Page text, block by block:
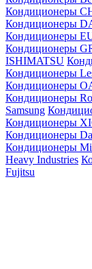
Кондиционеры
Кондиционеры
Кондиционеры
Кондиционеры
ISHIMATSU
Кондиционеры
Кондиционеры
Кондиционеры
Samsung
Кондиционеры
Кондиционеры
Кондиционеры
Heavy Industries
Fujitsu